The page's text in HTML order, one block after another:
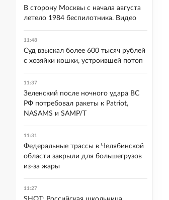
В сторону Москвы с начала августа
летело 1984 беспилотника. Видео
11:48
Суд взыскал более 600 тысяч рублей
с хозяйки кошки, устроившей потоп
11:37
Зеленский после ночного удара ВС
РФ потребовал ракеты к Patriot,
NASAMS и SAMP/T
11:31
Федеральные трассы в Челябинской
области закрыли для большегрузов
из-за жары
11:27